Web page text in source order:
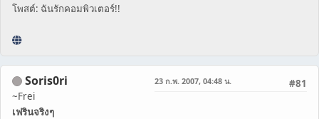
โพสต์: ฉันรักคอมพิวเตอร์!!
Soris0ri
~Frei
เฟรินจริงๆ
#81
23 ก.พ. 2007, 04:48 น.